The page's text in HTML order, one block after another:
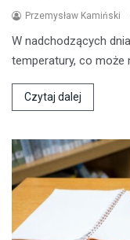
Przemysław Kamiński
W nadchodzących
temperatury, co może
Czytaj dalej